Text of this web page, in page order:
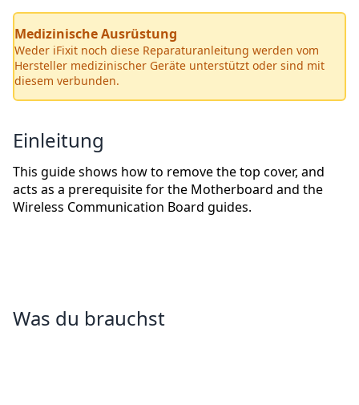
Medizinische Ausrüstung
Weder iFixit noch diese Reparaturanleitung werden vom
Hersteller medizinischer Geräte unterstützt oder sind mit
diesem verbunden.
Einleitung
This guide shows how to remove the top cover, and
acts as a prerequisite for the Motherboard and the
Wireless Communication Board guides.
Was du brauchst